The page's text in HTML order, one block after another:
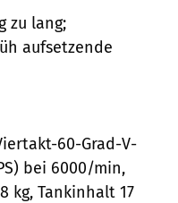
zu lang;
aufsetzende
60-Grad-V-
bei 6000/min,
kg, Tankinhalt 17